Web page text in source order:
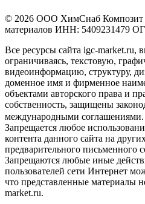
© 2026 ООО ХимСнаб Композит
материалов ИНН: 5409231479
Все ресурсы сайта igc-market.ru,
ограничиваясь, текстовую,
видеоинформацию, структуру,
доменное имя и фирменное
объектами авторского права и
собственность, защищены
международными соглашениями.
Запрещается любое
контента данного сайта на
предварительного письменного
Запрещаются любые иные
пользователей сети Интернет
что представленные материалы
market.ru.